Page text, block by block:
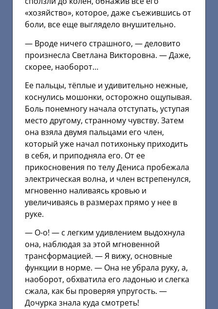
«хозяйство», которое, даже съежившись от
боли, все еще выглядело внушительно.
— Вроде ничего страшного, — деловито
произнесла Светлана Викторовна. — Даже,
скорее, наоборот…
Ее пальцы, тёплые и удивительно нежные,
коснулись мошонки, осторожно ощупывая.
Боль понемногу начала отступать, уступая
место другому, странному чувству. Затем
она взяла двумя пальцами его член,
который уже начал потихоньку приходить
в себя, и приподняла его. От ее
прикосновения по телу Дениса пробежала
электрическая волна, и член встрепенулся,
мгновенно наливаясь кровью и
увеличиваясь в размерах прямо у нее в
руке.
— О-о! — с легким удивлением выдохнула
она, наблюдая за этой мгновенной
трансформацией. — Я вижу, основные
функции в норме. — Она не убрала руку, а,
наоборот, обхватила его ладонью и слегка
сжала, как бы проверяя упругость. —
Дочурка знала куда смотреть!